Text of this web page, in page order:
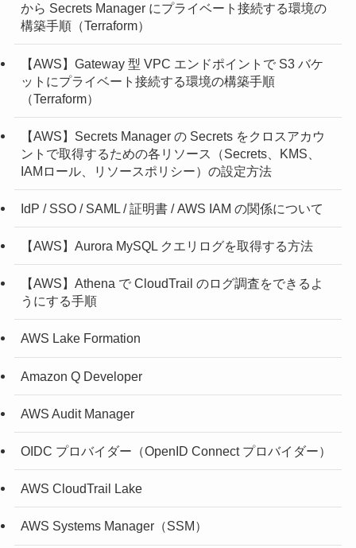
から Secrets Manager にプライベート接続する環境の
構築手順（Terraform）
【AWS】Gateway 型 VPC エンドポイントで S3 バケ
ットにプライベート接続する環境の構築手順
（Terraform）
【AWS】Secrets Manager の Secrets をクロスアカウ
ントで取得するための各リソース（Secrets、KMS、
IAMロール、リソースポリシー）の設定方法
IdP / SSO / SAML / 証明書 / AWS IAM の関係について
【AWS】Aurora MySQL クエリログを取得する方法
【AWS】Athena で CloudTrail のログ調査をできるよ
うにする手順
AWS Lake Formation
Amazon Q Developer
AWS Audit Manager
OIDC プロバイダー（OpenID Connect プロバイダー）
AWS CloudTrail Lake
AWS Systems Manager（SSM）